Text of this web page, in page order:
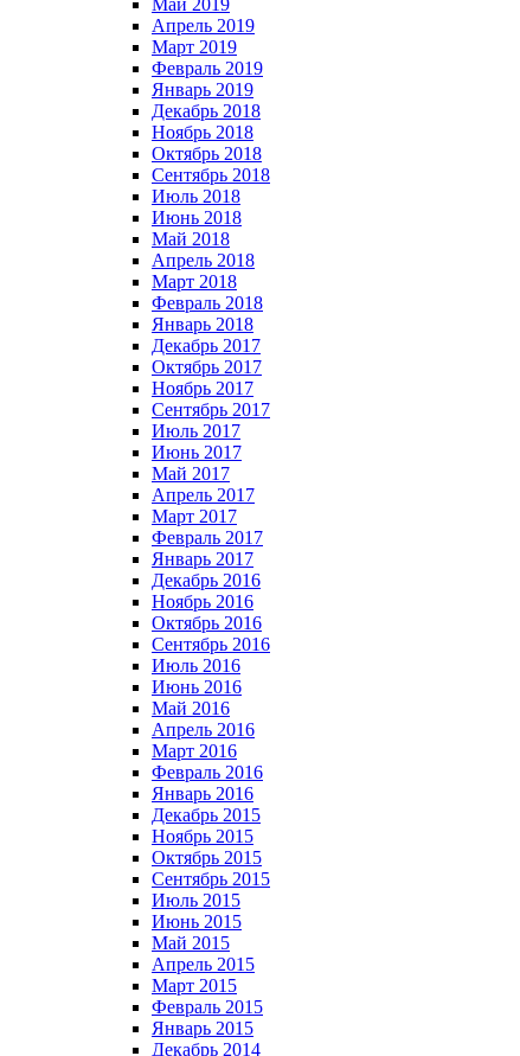
Май 2019
Апрель 2019
Март 2019
Февраль 2019
Январь 2019
Декабрь 2018
Ноябрь 2018
Октябрь 2018
Сентябрь 2018
Июль 2018
Июнь 2018
Май 2018
Апрель 2018
Март 2018
Февраль 2018
Январь 2018
Декабрь 2017
Октябрь 2017
Ноябрь 2017
Сентябрь 2017
Июль 2017
Июнь 2017
Май 2017
Апрель 2017
Март 2017
Февраль 2017
Январь 2017
Декабрь 2016
Ноябрь 2016
Октябрь 2016
Сентябрь 2016
Июль 2016
Июнь 2016
Май 2016
Апрель 2016
Март 2016
Февраль 2016
Январь 2016
Декабрь 2015
Ноябрь 2015
Октябрь 2015
Сентябрь 2015
Июль 2015
Июнь 2015
Май 2015
Апрель 2015
Март 2015
Февраль 2015
Январь 2015
Декабрь 2014